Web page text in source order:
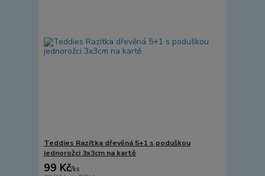
Teddies Razítka dřevěná 5+1 s poduškou
jednorožci 3x3cm na kartě
99 Kč/ks